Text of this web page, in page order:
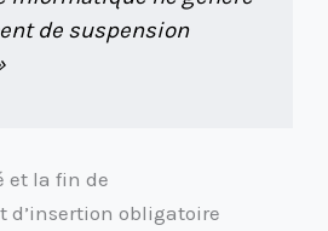
de suspension
et la fin de
d’insertion obligatoire